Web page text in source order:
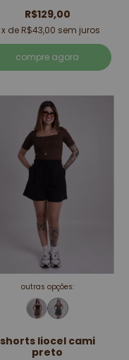
R$129,00
x de R$43,00 sem juros
compre agora
outras opções:
shorts liocel cami
preto